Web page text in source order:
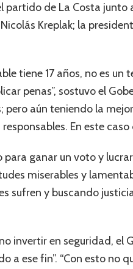
partido de La Costa
Kreplak; la
tiene 17 años, no es
penas”, sostuvo el
aún teniendo la
En este
para ganar un voto y
miserables y
sufren y buscando
invertir en seguridad,
a ese fin”. “Con esto